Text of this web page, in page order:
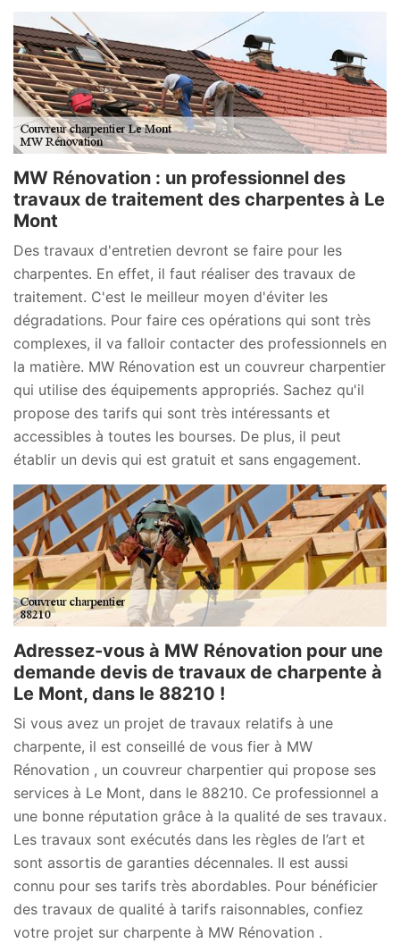
MW Rénovation : un professionnel des
travaux de traitement des charpentes à Le
Mont
Des travaux d'entretien devront se faire pour les
charpentes. En effet, il faut réaliser des travaux de
traitement. C'est le meilleur moyen d'éviter les
dégradations. Pour faire ces opérations qui sont très
complexes, il va falloir contacter des professionnels en
la matière. MW Rénovation est un couvreur charpentier
qui utilise des équipements appropriés. Sachez qu'il
propose des tarifs qui sont très intéressants et
accessibles à toutes les bourses. De plus, il peut
établir un devis qui est gratuit et sans engagement.
Adressez-vous à MW Rénovation pour une
demande devis de travaux de charpente à
Le Mont, dans le 88210 !
Si vous avez un projet de travaux relatifs à une
charpente, il est conseillé de vous fier à MW
Rénovation , un couvreur charpentier qui propose ses
services à Le Mont, dans le 88210. Ce professionnel a
une bonne réputation grâce à la qualité de ses travaux.
Les travaux sont exécutés dans les règles de l’art et
sont assortis de garanties décennales. Il est aussi
connu pour ses tarifs très abordables. Pour bénéficier
des travaux de qualité à tarifs raisonnables, confiez
votre projet sur charpente à MW Rénovation .